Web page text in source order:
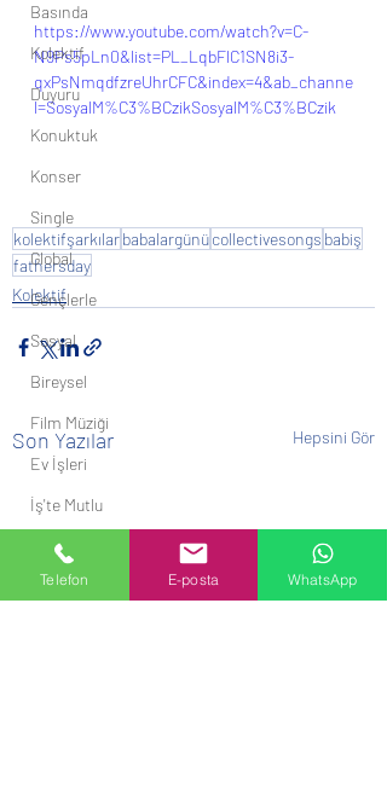
Basında
Kolektif
Duyuru
Konuktuk
Konser
Single
Global
Gençlerle
Sosyal
Bireysel
Film Müziği
Ev İşleri
İş'te Mutlu
https://www.youtube.com/watch?v=C-
N9Ps5pLn0&list=PL_LqbFlC1SN8i3-
qxPsNmqdfzreUhrCFC&index=4&ab_channe
l=SosyalM%C3%BCzikSosyalM%C3%BCzik
kolektifşarkılarbabalargünücollectivesongs babiş
fathersday
Kolektif
Son Yazılar Hepsini Gör
Telefon E-posta WhatsApp